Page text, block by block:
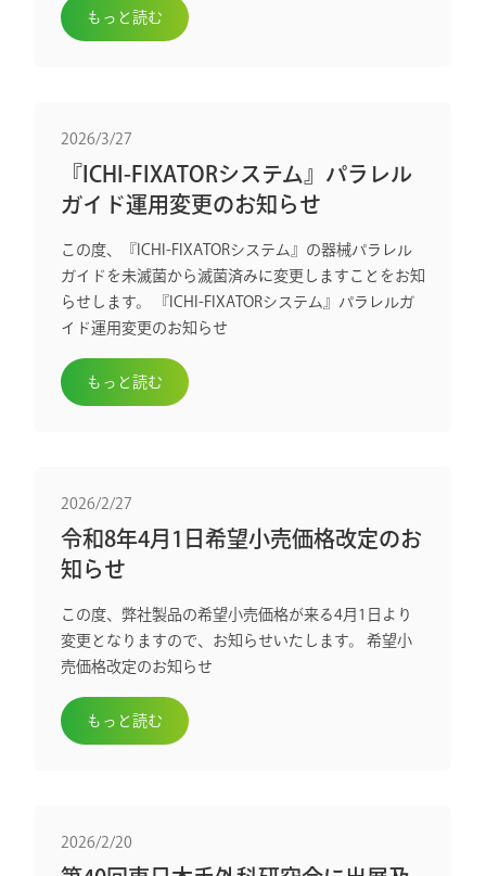
もっと読む
2026/3/27
『ICHI-FIXATORシステム』パラレル
ガイド運用変更のお知らせ
この度、『ICHI-FIXATORシステム』の器械パラレル
ガイドを未滅菌から滅菌済みに変更しますことをお知
らせします。 『ICHI-FIXATORシステム』パラレルガ
イド運用変更のお知らせ
もっと読む
2026/2/27
令和8年4月1日希望小売価格改定のお
知らせ
この度、弊社製品の希望小売価格が来る4月1日より
変更となりますので、お知らせいたします。 希望小
売価格改定のお知らせ
もっと読む
2026/2/20